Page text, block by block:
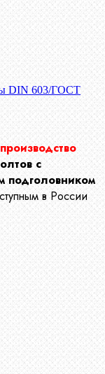
DIN 603/ГОСТ
производство
с
подголовником
в России